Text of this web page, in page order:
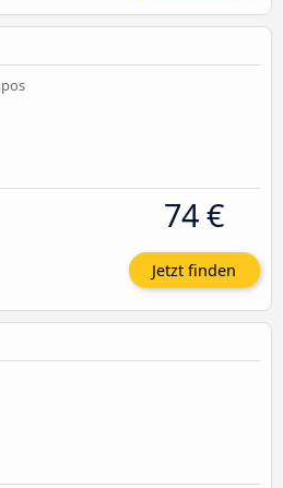
74 €
Jetzt finden